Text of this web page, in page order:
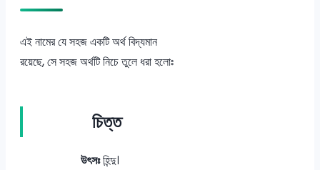
এই নামের যে সহজ একটি অর্থ বিদ্যমান
রয়েছে, সে সহজ অর্থটি নিচে তুলে ধরা হলোঃ
চিত্ত
উৎসঃহিন্দু।